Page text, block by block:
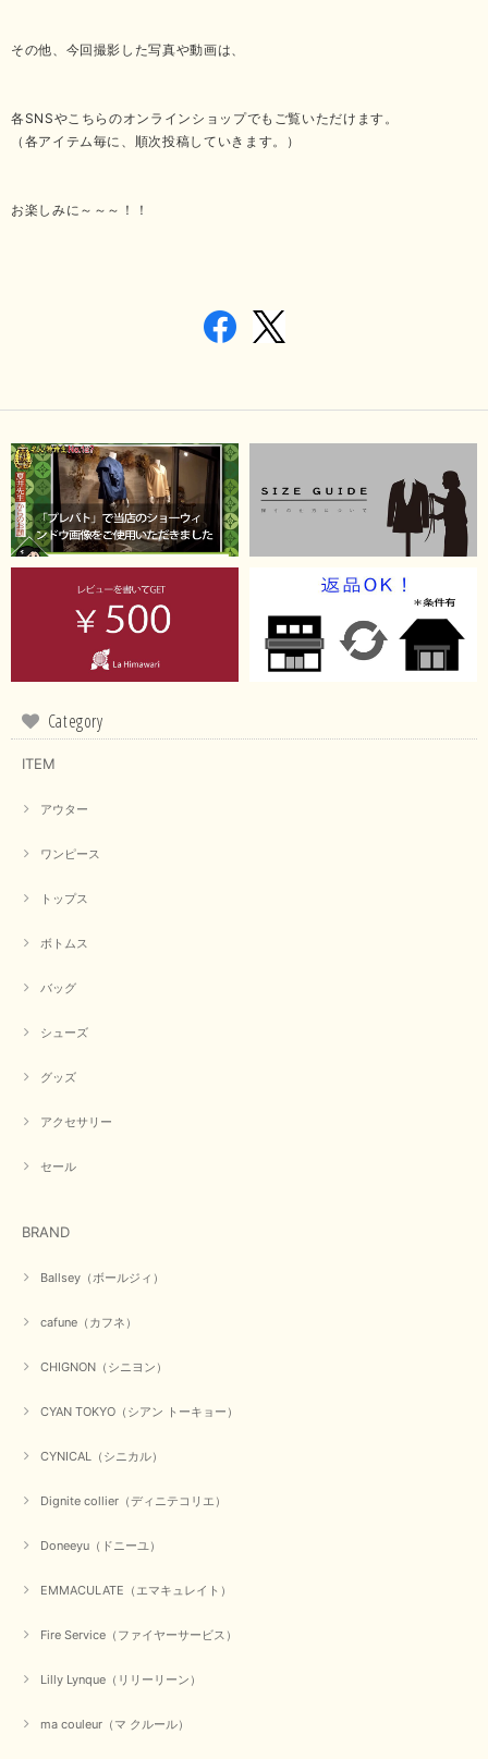
その他、今回撮影した写真や動画は、
各SNSやこちらのオンラインショップでもご覧いただけます。
（各アイテム毎に、順次投稿していきます。）
お楽しみに～～～！！
Category
ITEM
アウター
ワンピース
トップス
ボトムス
バッグ
シューズ
グッズ
アクセサリー
セール
BRAND
Ballsey（ボールジィ）
cafune（カフネ）
CHIGNON（シニヨン）
CYAN TOKYO（シアン トーキョー）
CYNICAL（シニカル）
Dignite collier（ディニテコリエ）
Doneeyu（ドニーユ）
EMMACULATE（エマキュレイト）
Fire Service（ファイヤーサービス）
Lilly Lynque（リリーリーン）
ma couleur（マ クルール）